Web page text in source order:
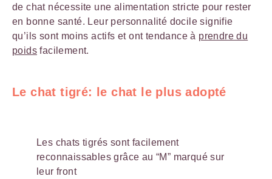
de chat nécessite une alimentation stricte pour rester
en bonne santé. Leur personnalité docile signifie
qu’ils sont moins actifs et ont tendance à prendre du
poids facilement.
Le chat tigré: le chat le plus adopté
Les chats tigrés sont facilement
reconnaissables grâce au “M” marqué sur
leur front